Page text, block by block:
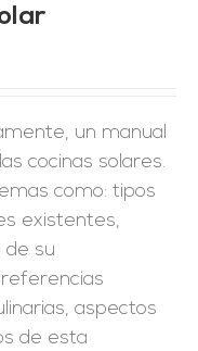
un manual
cocinas solares.
como: tipos
existentes,
de su
aspectos
de esta